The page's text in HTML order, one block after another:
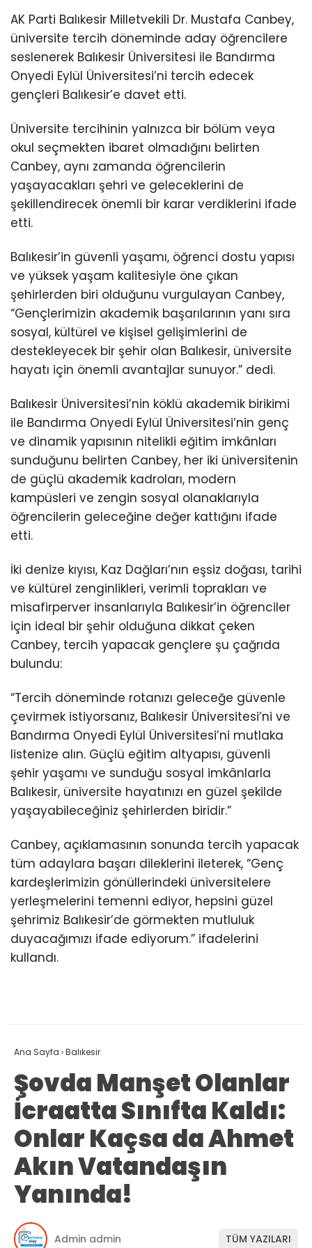
AK Parti Balıkesir Milletvekili Dr. Mustafa Canbey,
üniversite tercih döneminde aday öğrencilere
seslenerek Balıkesir Üniversitesi ile Bandırma
Onyedi Eylül Üniversitesi’ni tercih edecek
gençleri Balıkesir’e davet etti.
Üniversite tercihinin yalnızca bir bölüm veya
okul seçmekten ibaret olmadığını belirten
Canbey, aynı zamanda öğrencilerin
yaşayacakları şehri ve geleceklerini de
şekillendirecek önemli bir karar verdiklerini ifade
etti.
Balıkesir’in güvenli yaşamı, öğrenci dostu yapısı
ve yüksek yaşam kalitesiyle öne çıkan
şehirlerden biri olduğunu vurgulayan Canbey,
“Gençlerimizin akademik başarılarının yanı sıra
sosyal, kültürel ve kişisel gelişimlerini de
destekleyecek bir şehir olan Balıkesir, üniversite
hayatı için önemli avantajlar sunuyor.” dedi.
Balıkesir Üniversitesi’nin köklü akademik birikimi
ile Bandırma Onyedi Eylül Üniversitesi’nin genç
ve dinamik yapısının nitelikli eğitim imkânları
sunduğunu belirten Canbey, her iki üniversitenin
de güçlü akademik kadroları, modern
kampüsleri ve zengin sosyal olanaklarıyla
öğrencilerin geleceğine değer kattığını ifade
etti.
İki denize kıyısı, Kaz Dağları’nın eşsiz doğası, tarihi
ve kültürel zenginlikleri, verimli toprakları ve
misafirperver insanlarıyla Balıkesir’in öğrenciler
için ideal bir şehir olduğuna dikkat çeken
Canbey, tercih yapacak gençlere şu çağrıda
bulundu:
“Tercih döneminde rotanızı geleceğe güvenle
çevirmek istiyorsanız, Balıkesir Üniversitesi’ni ve
Bandırma Onyedi Eylül Üniversitesi’ni mutlaka
listenize alın. Güçlü eğitim altyapısı, güvenli
şehir yaşamı ve sunduğu sosyal imkânlarla
Balıkesir, üniversite hayatınızı en güzel şekilde
yaşayabileceğiniz şehirlerden biridir.”
Canbey, açıklamasının sonunda tercih yapacak
tüm adaylara başarı dileklerini ileterek, “Genç
kardeşlerimizin gönüllerindeki üniversitelere
yerleşmelerini temenni ediyor, hepsini güzel
şehrimiz Balıkesir’de görmekten mutluluk
duyacağımızı ifade ediyorum.” ifadelerini
kullandı.
Ana Sayfa ›Balıkesir
Şovda Manşet Olanlar
İcraatta Sınıfta Kaldı:
Onlar Kaçsa da Ahmet
Akın Vatandaşın
Yanında!
Admin admin TÜM YAZILARI